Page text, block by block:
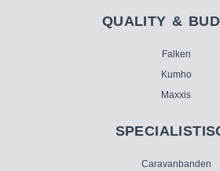
QUALITY &
Falken
Kumho
Maxxis
Caravanbanden